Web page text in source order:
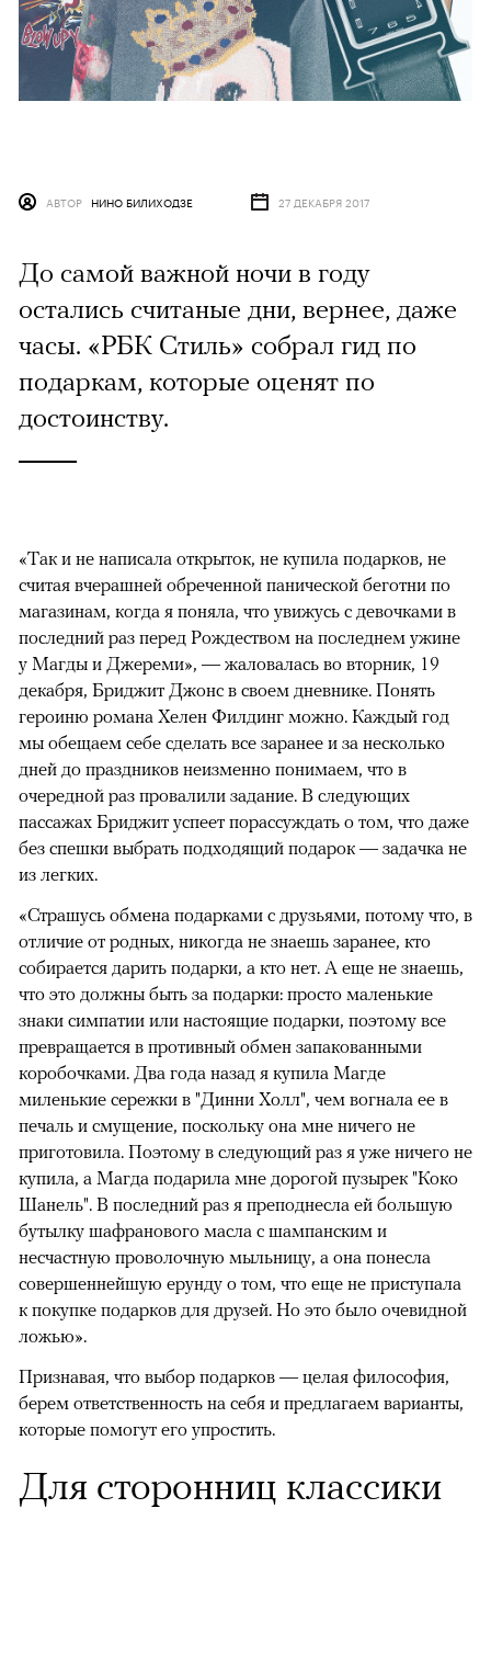
АВТОР НИНО БИЛИХОДЗЕ 27 ДЕКАБРЯ 2017
До самой важной ночи в году
остались считаные дни, вернее, даже
часы. «РБК Стиль» собрал гид по
подаркам, которые оценят по
достоинству.
«Так и не написала открыток, не купила подарков, не
считая вчерашней обреченной панической беготни по
магазинам, когда я поняла, что увижусь с девочками в
последний раз перед Рождеством на последнем ужине
у Магды и Джереми», — жаловалась во вторник, 19
декабря, Бриджит Джонс в своем дневнике. Понять
героиню романа Хелен Филдинг можно. Каждый год
мы обещаем себе сделать все заранее и за несколько
дней до праздников неизменно понимаем, что в
очередной раз провалили задание. В следующих
пассажах Бриджит успеет порассуждать о том, что даже
без спешки выбрать подходящий подарок — задачка не
из легких.
«Страшусь обмена подарками с друзьями, потому что, в
отличие от родных, никогда не знаешь заранее, кто
собирается дарить подарки, а кто нет. А еще не знаешь,
что это должны быть за подарки: просто маленькие
знаки симпатии или настоящие подарки, поэтому все
превращается в противный обмен запакованными
коробочками. Два года назад я купила Магде
миленькие сережки в "Динни Холл", чем вогнала ее в
печаль и смущение, поскольку она мне ничего не
приготовила. Поэтому в следующий раз я уже ничего не
купила, а Магда подарила мне дорогой пузырек "Коко
Шанель". В последний раз я преподнесла ей большую
бутылку шафранового масла с шампанским и
несчастную проволочную мыльницу, а она понесла
совершеннейшую ерунду о том, что еще не приступала
к покупке подарков для друзей. Но это было очевидной
ложью».
Признавая, что выбор подарков — целая философия,
берем ответственность на себя и предлагаем варианты,
которые помогут его упростить.
Для сторонниц классики